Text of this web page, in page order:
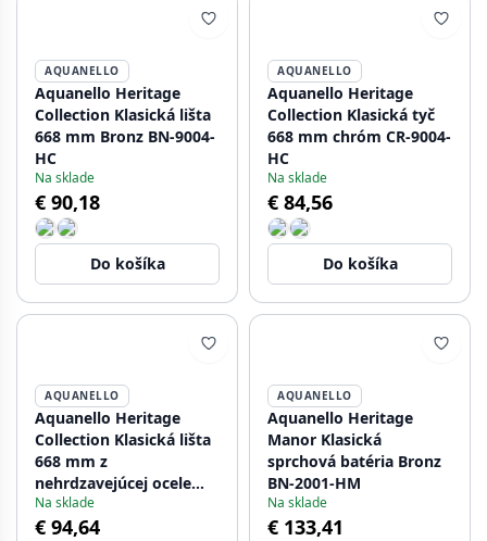
AQUANELLO
Aquanello Heritage
Collection Klasická lišta
668 mm Bronz BN-9004-
HC
Na sklade
€ 90,18
Do košíka
AQUANELLO
Aquanello Heritage
Collection Klasická tyč
668 mm chróm CR-9004-
HC
Na sklade
€ 84,56
Do košíka
AQUANELLO
Aquanello Heritage
Collection Klasická lišta
668 mm z
nehrdzavejúcej ocele
NB-9004-HC
Na sklade
€ 94,64
AQUANELLO
Aquanello Heritage
Manor Klasická
sprchová batéria Bronz
BN-2001-HM
Na sklade
€ 133,41